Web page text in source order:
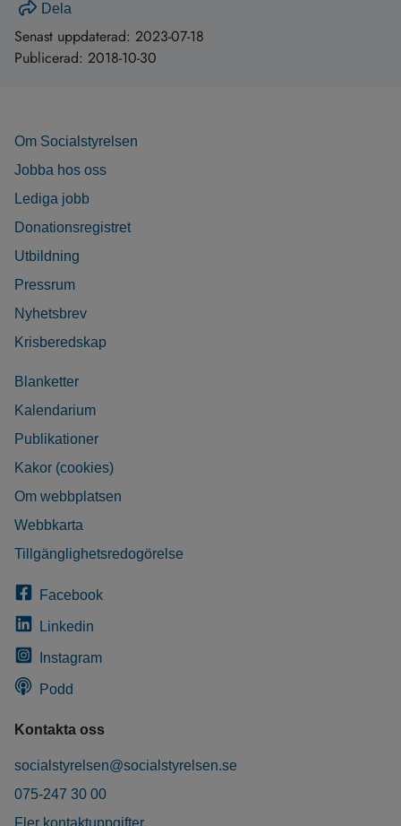
Dela
Senast uppdaterad: 2023-07-18
Publicerad: 2018-10-30
Om Socialstyrelsen
Jobba hos oss
Lediga jobb
Donationsregistret
Utbildning
Pressrum
Nyhetsbrev
Krisberedskap
Blanketter
Kalendarium
Publikationer
Kakor (cookies)
Om webbplatsen
Webbkarta
Tillgänglighetsredogörelse
Facebook
Linkedin
Instagram
Podd
Kontakta oss
socialstyrelsen@socialstyrelsen.se
075-247 30 00
Fler kontaktuppgifter